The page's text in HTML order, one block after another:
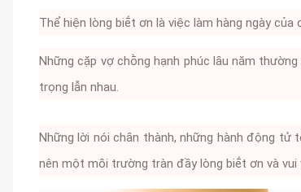
Thể hiện lòng biḗt ơn là việc làm hàng ngày
Những cặp vợ chṑng hạnh phúc lȃu năm
trọng lẫn nhau.
Những lời nói chȃn thành, những hành ᵭộng
nên một mȏi trường tràn ᵭầy lòng biḗt ơn và